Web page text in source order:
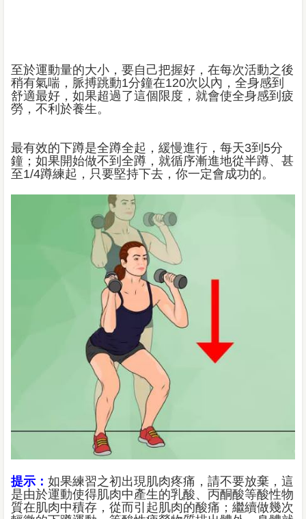
至於運動量的大小，要自己把握好，在每次活動之後
稍有氣喘，脈搏跳動1分鐘在120次以內，全身感到
舒適最好，如果超過了這個限度，就會使全身感到疲
勞，不利於養生。
最有效的下蹲是全蹲全起，緩慢進行，每天3到5分
鐘；如果開始做不到全蹲，就循序漸進地從半蹲、甚
至1/4蹲練起，只要堅持下去，你一定會成功的。
提示： 如果練習之初出現肌肉疼痛，請不要放棄，這
是由於運動使得肌肉中產生的乳酸、丙酮酸等酸性物
質在肌肉中積存，從而引起肌肉的酸痛；繼續做幾次